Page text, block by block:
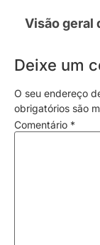
Visão geral
Deixe um
O seu endereço
obrigatórios são
Comentário *